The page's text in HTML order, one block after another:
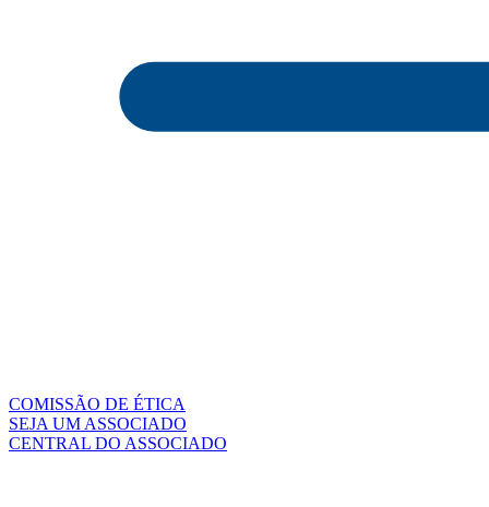
COMISSÃO DE ÉTICA
SEJA UM ASSOCIADO
CENTRAL DO ASSOCIADO